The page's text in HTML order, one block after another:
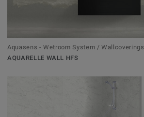
Aquasens - Wetroom System / Wallcoverings
AQUARELLE WALL HFS